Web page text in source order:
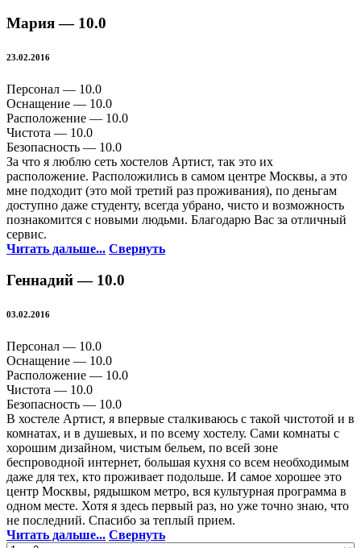
Мария — 10.0
23.02.2016
Персонал — 10.0
Оснащение — 10.0
Расположение — 10.0
Чистота — 10.0
Безопасность — 10.0
За что я люблю сеть хостелов Артист, так это их
расположение. Расположились в самом центре Москвы, а это
мне подходит (это мой третий раз проживания), по деньгам
доступно даже студенту, всегда убрано, чисто и возможность
познакомится с новыми людьми. Благодарю Вас за отличный
сервис.
Читать дальше... Свернуть
Геннадий — 10.0
03.02.2016
Персонал — 10.0
Оснащение — 10.0
Расположение — 10.0
Чистота — 10.0
Безопасность — 10.0
В хостеле Артист, я впервые сталкиваюсь с такой чистотой и в
комнатах, и в душевых, и по всему хостелу. Сами комнаты с
хорошим дизайном, чистым бельем, по всей зоне
беспроводной интернет, большая кухня со всем необходимым
даже для тех, кто проживает подольше. И самое хорошее это
центр Москвы, рядышком метро, вся культурная программа в
одном месте. Хотя я здесь первый раз, но уже точно знаю, что
не последний. Спасибо за теплый прием.
Читать дальше... Свернуть